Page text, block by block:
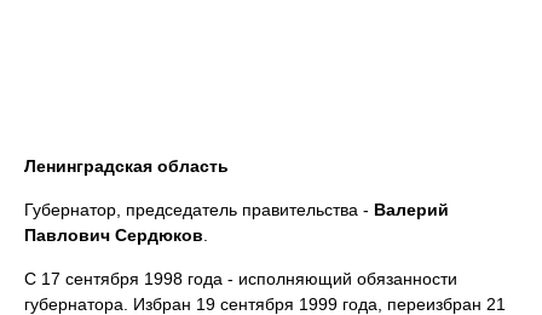
Ленинградская область
Губернатор, председатель правительства - Валерий
Павлович Сердюков
С 17 сентября 1998 года - исполняющий обязанности
губернатора. Избран 19 сентября 1999 года, переизбран 21